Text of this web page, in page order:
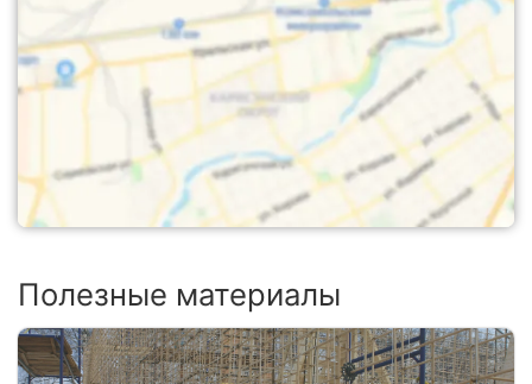
Полезные материалы